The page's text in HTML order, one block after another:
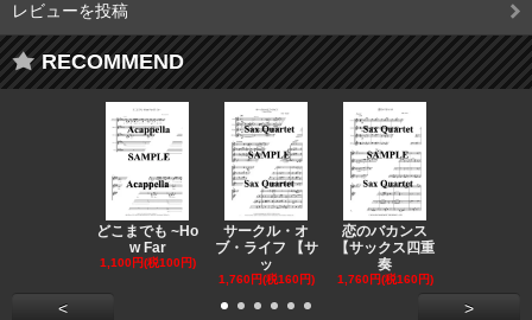
レビューを投稿
RECOMMEND
どこまでも ~Ho
w Far
1,100円(税100円)
サークル・オ
ブ・ライフ 【サ
ッ
1,760円(税160円)
恋のバカンス
【サックス四重
奏
1,760円(税160円)
< >